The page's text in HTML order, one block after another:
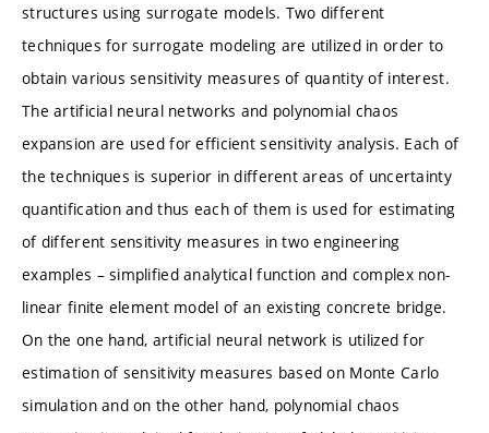
structures using surrogate models. Two different
techniques for surrogate modeling are utilized in order to
obtain various sensitivity measures of quantity of interest.
The artificial neural networks and polynomial chaos
expansion are used for efficient sensitivity analysis. Each of
the techniques is superior in different areas of uncertainty
quantification and thus each of them is used for estimating
of different sensitivity measures in two engineering
examples – simplified analytical function and complex non-
linear finite element model of an existing concrete bridge.
On the one hand, artificial neural network is utilized for
estimation of sensitivity measures based on Monte Carlo
simulation and on the other hand, polynomial chaos